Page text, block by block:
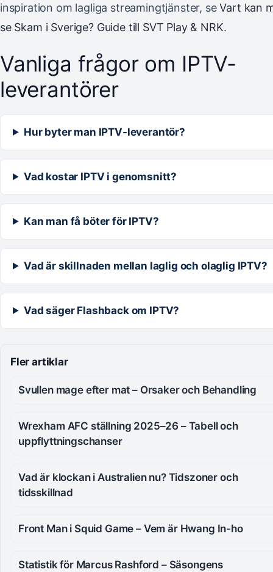
inspiration om lagliga streamingtjänster, seVart kan
se Skam i Sverige? Guide till SVT Play & NRK.
Vanliga frågor om IPTV-
leverantörer
Hur byter man IPTV-leverantör?
Vad kostar IPTV i genomsnitt?
Kan man få böter för IPTV?
Vad är skillnaden mellan laglig och olaglig IPTV?
Vad säger Flashback om IPTV?
Fler artiklar
Svullen mage efter mat – Orsaker och Behandling
Wrexham AFC ställning 2025–26 – Tabell och
uppflyttningschanser
Vad är klockan i Australien nu? Tidszoner och
tidsskillnad
Front Man i Squid Game – Vem är Hwang In-ho
Statistik för Marcus Rashford – Säsongens